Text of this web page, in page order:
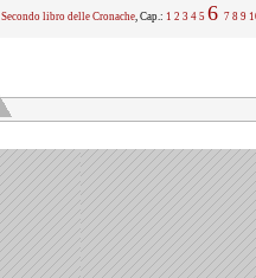
Secondo libro delle Cronache, Cap.: 1 2 3 4 5 6 7 8 9